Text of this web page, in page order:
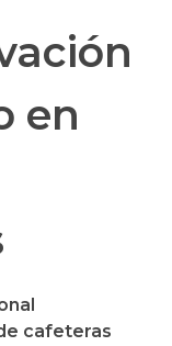
en
cafeteras